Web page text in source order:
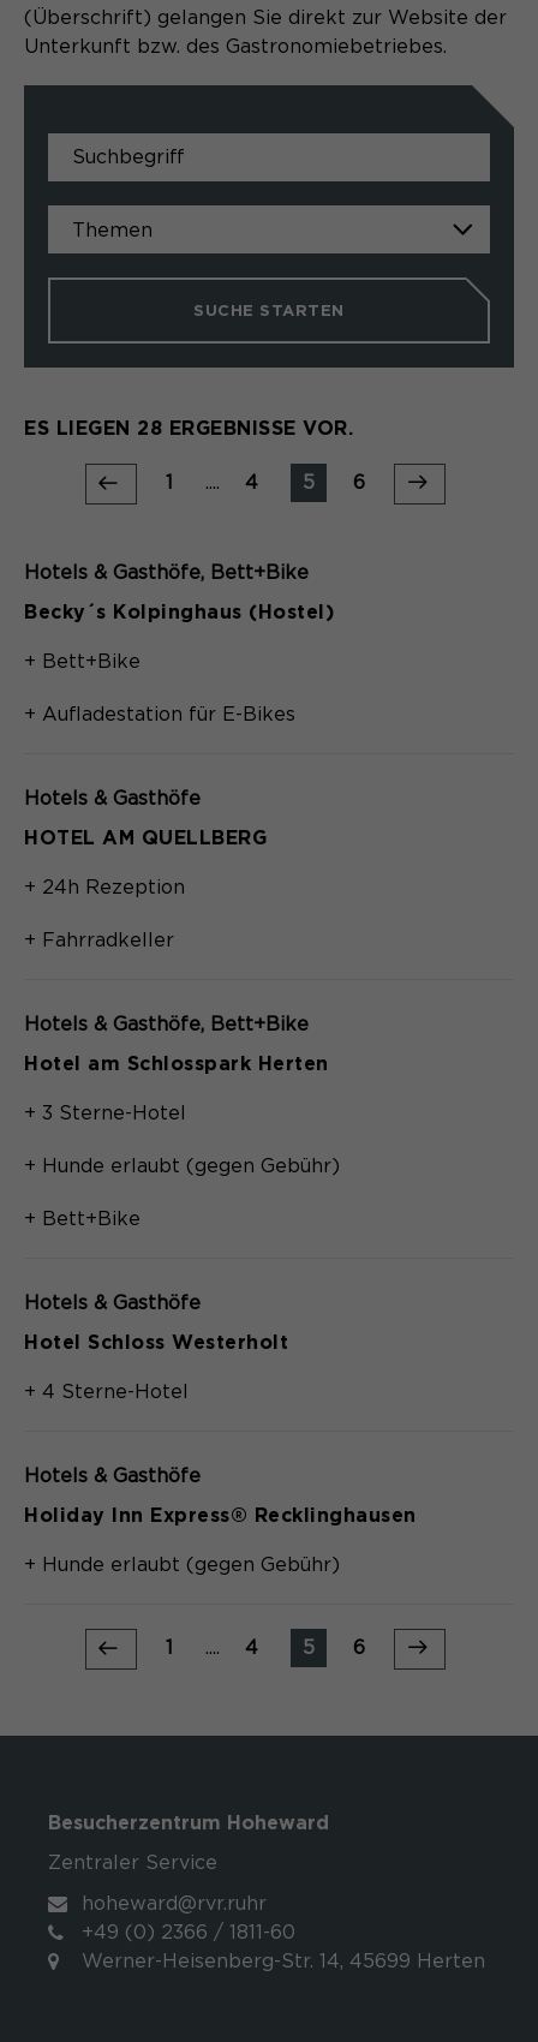
(Überschrift) gelangen Sie direkt zur Website der
Unterkunft bzw. des Gastronomiebetriebes.
SUCHE STARTEN
ES LIEGEN 28 ERGEBNISSE VOR.
1 .... 4 5 6
Hotels & Gasthöfe Bett+Bike
Becky´s Kolpinghaus (Hostel)
+ Bett+Bike
+ Aufladestation für E-Bikes
Hotels & Gasthöfe
HOTEL AM QUELLBERG
+ 24h Rezeption
+ Fahrradkeller
Hotels & Gasthöfe Bett+Bike
Hotel am Schlosspark Herten
+ 3 Sterne-Hotel
+ Hunde erlaubt (gegen Gebühr)
+ Bett+Bike
Hotels & Gasthöfe
Hotel Schloss Westerholt
+ 4 Sterne-Hotel
Hotels & Gasthöfe
Holiday Inn Express® Recklinghausen
+ Hunde erlaubt (gegen Gebühr)
1 .... 4 5 6
Besucherzentrum Hoheward
Zentraler Service
hoheward@rvr.ruhr
+49 (0) 2366 / 1811-60
Werner-Heisenberg-Str. 14, 45699 Herten